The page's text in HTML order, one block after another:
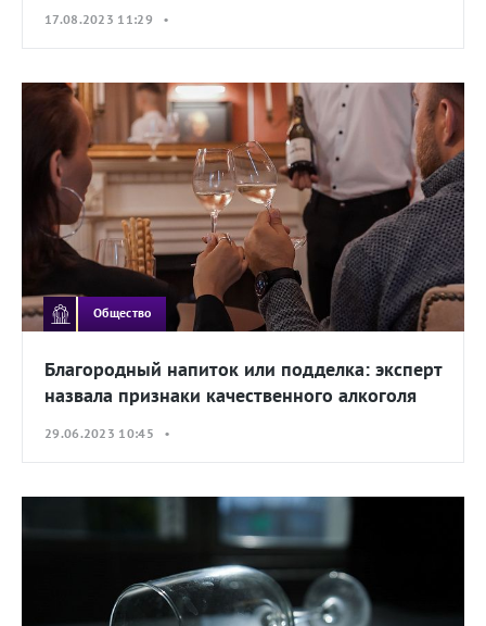
17.08.2023 11:29 •
Общество
Благородный напиток или подделка: эксперт
назвала признаки качественного алкоголя
29.06.2023 10:45 •